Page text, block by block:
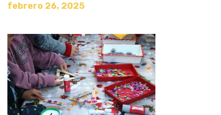
febrero 26, 2025